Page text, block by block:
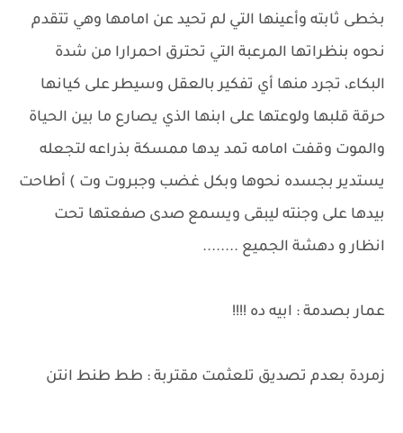
بخطى ثابته وأعينها التي لم تحيد عن امامها وهي تتقدم
نحوه بنظراتها المرعبة التي تحترق احمرارا من شدة
البكاء، تجرد منها أي تفكير بالعقل وسيطر على كيانها
حرقة قلبها ولوعتها على ابنها الذي يصارع ما بين الحياة
والموت وقفت امامه تمد يدها ممسكة بذراعه لتجعله
يستدير بجسده نحوها وبكل غضب وجبروت وت ) أطاحت
بيدها على وجنته ليبقى ويسمع صدى صفعتها تحت
انظار و دهشة الجميع ........
عمار بصدمة : ابيه ده !!!!
زمردة بعدم تصديق تلعثمت مقتربة : طط طنط انتن